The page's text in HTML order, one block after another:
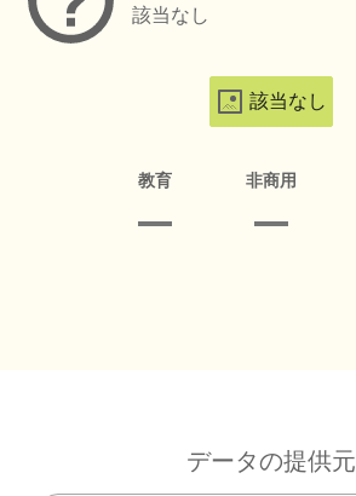
該当なし
該当なし
教育 非商用
データの提供元